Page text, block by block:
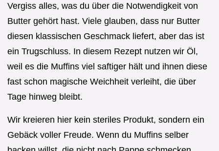
Vergiss alles, was du über die Notwendigkeit von
Butter gehört hast. Viele glauben, dass nur Butter
diesen klassischen Geschmack liefert, aber das ist
ein Trugschluss. In diesem Rezept nutzen wir Öl,
weil es die Muffins viel saftiger hält und ihnen diese
fast schon magische Weichheit verleiht, die über
Tage hinweg bleibt.
Wir kreieren hier kein steriles Produkt, sondern ein
Gebäck voller Freude. Wenn du Muffins selber